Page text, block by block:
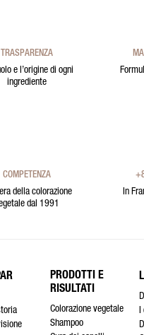
TRASPARENZA
e l’origine di ogni
ingrediente
COMPETENZA
della colorazione
dal 1991
In
PRODOTTI E
RISULTATI
Colorazione vegetale
Shampoo
I